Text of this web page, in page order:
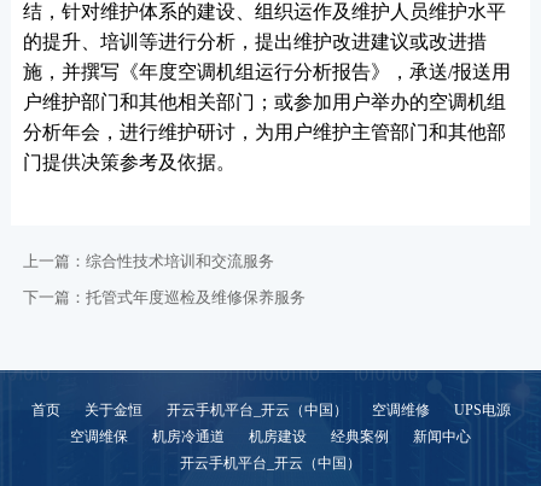
结，针对维护体系的建设、组织运作及维护人员维护水平
的提升、培训等进行分析，提出维护改进建议或改进措
施，并撰写《年度空调机组运行分析报告》，承送/报送用
户维护部门和其他相关部门；或参加用户举办的空调机组
分析年会，进行维护研讨，为用户维护主管部门和其他部
门提供决策参考及依据。
上一篇： 综合性技术培训和交流服务
下一篇： 托管式年度巡检及维修保养服务
首页 关于金恒 开云手机平台_开云（中国） 空调维修
UPS电源
空调维保
机房冷通道 机房建设 经典案例
新闻中心
开云手机平台_开云（中国）